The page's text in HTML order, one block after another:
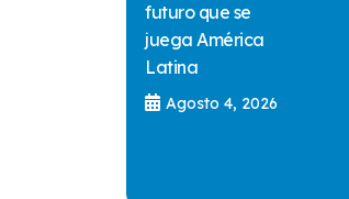
futuro que se
juega América
Latina
Agosto 4, 2026